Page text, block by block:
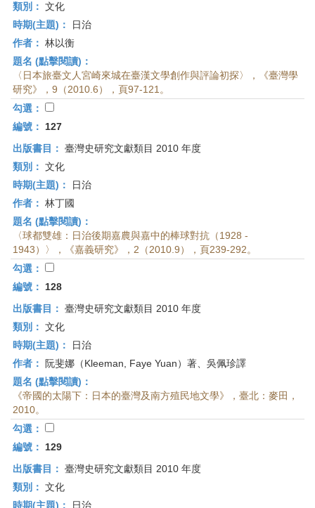
類別： 文化
時期(主題)：
日治
作者： 林以衡
題名 (點擊閱讀)：
〈日本旅臺文人宮崎來城在臺漢文學創作與評論初探〉，《臺灣學
研究》，9（2010.6），頁97-121。
勾選：
編號：
127
出版書目： 臺灣史研究文獻類目 2010 年度
類別： 文化
時期(主題)：
日治
作者： 林丁國
題名 (點擊閱讀)：
〈球都雙雄：日治後期嘉農與嘉中的棒球對抗（1928 -
1943）〉，《嘉義研究》，2（2010.9），頁239-292。
勾選：
編號：
128
出版書目： 臺灣史研究文獻類目 2010 年度
類別： 文化
時期(主題)：
日治
作者：
阮斐娜（Kleeman, Faye Yuan）著、吳佩珍譯
題名 (點擊閱讀)：
《帝國的太陽下：日本的臺灣及南方殖民地文學》，臺北：麥田，
2010。
勾選：
編號：
129
出版書目： 臺灣史研究文獻類目 2010 年度
類別： 文化
時期(主題)：
日治